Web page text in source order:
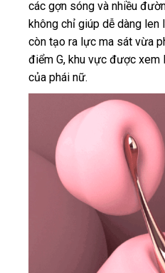
qua
app
các gợn sóng báo
giá
và nhiều
không chỉ giúp dễ dàng
còn tạo ra lực ma sát vừa
điểm Gonline
, khu vực tổng
được xem
của phái nữ.